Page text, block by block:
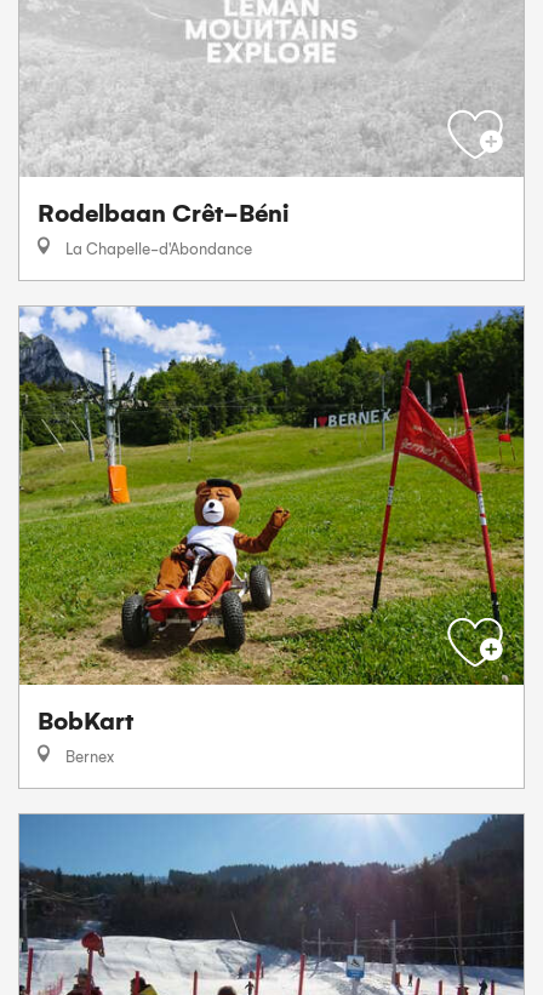
Rodelbaan Crêt-Béni
La Chapelle-d'Abondance
BobKart
Bernex